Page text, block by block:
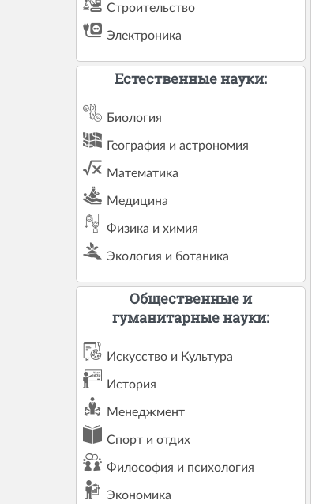
Строительство
Электроника
Естественные науки:
Биология
География и астрономия
Математика
Медицина
Физика и химия
Экология и ботаника
Общественные и
гуманитарные науки:
Искусство и Культура
История
Менеджмент
Спорт и отдих
Философия и психология
Экономика